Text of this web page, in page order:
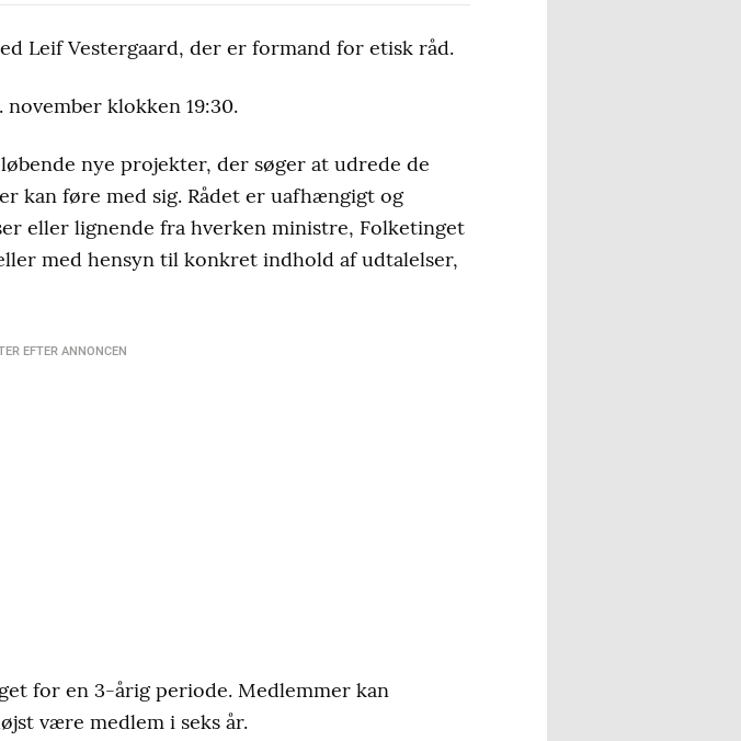
Leif Vestergaard, der er formand for etisk råd.
november klokken 19:30.
nye projekter, der søger at udrede de
kan føre med sig. Rådet er uafhængigt og
eller lignende fra hverken ministre, Folketinget
med hensyn til konkret indhold af udtalelser,
EFTER ANNONCEN
for en 3-årig periode. Medlemmer kan
være medlem i seks år.